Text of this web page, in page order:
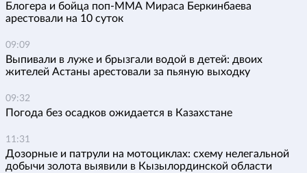
Блогера и бойца поп-ММА Мираса Беркинбаева
арестовали на 10 суток
09:09
Выпивали в луже и брызгали водой в детей: двоих
жителей Астаны арестовали за пьяную выходку
09:32
Погода без осадков ожидается в Казахстане
11:31
Дозорные и патрули на мотоциклах: схему нелегальной
добычи золота выявили в Кызылординской области